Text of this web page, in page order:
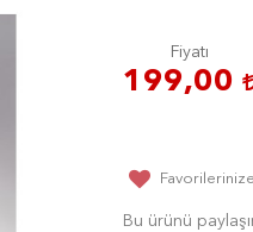
Fiyatı
199,00
Bu ürünü